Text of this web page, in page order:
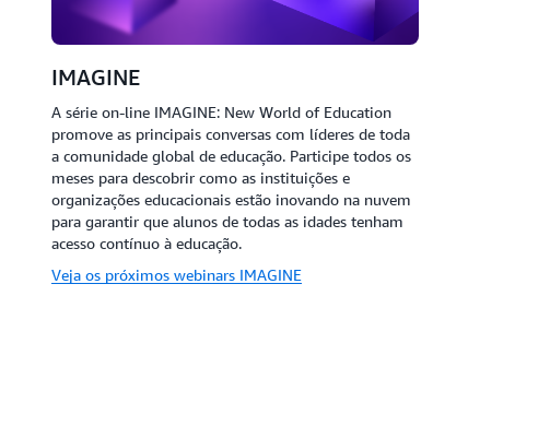
IMAGINE
A série on-line IMAGINE: New World of Education
promove as principais conversas com líderes de toda
a comunidade global de educação. Participe todos os
meses para descobrir como as instituições e
organizações educacionais estão inovando na nuvem
para garantir que alunos de todas as idades tenham
acesso contínuo à educação.
Veja os próximos webinars IMAGINE